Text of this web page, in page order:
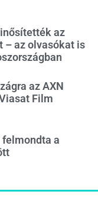
az
– az olvasókat is
az AXN
Film
a